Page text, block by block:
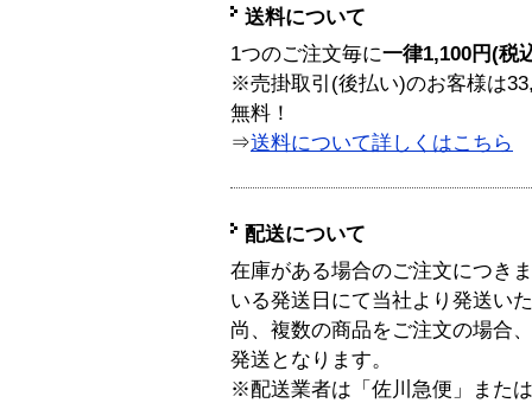
送料について
1つのご注文毎に一律1,100円(税
※売掛取引(後払い)のお客様は
無料！
⇒送料について詳しくはこちら
配送について
在庫がある場合のご注文につき
いる発送日にて当社より発送い
尚、複数の商品をご注文の場合
発送となります。
※配送業者は「佐川急便」また